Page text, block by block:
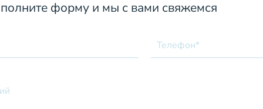
форму и мы с вами свяжемся
Телефон*